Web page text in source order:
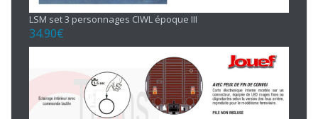
LSM set 3 personnages CIWL époque III
34.90€